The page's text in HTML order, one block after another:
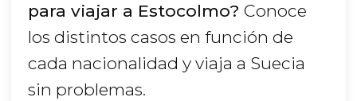
para viajar a Estocolmo? Conoce
los distintos casos en función de
cada nacionalidad y viaja a Suecia
sin problemas.